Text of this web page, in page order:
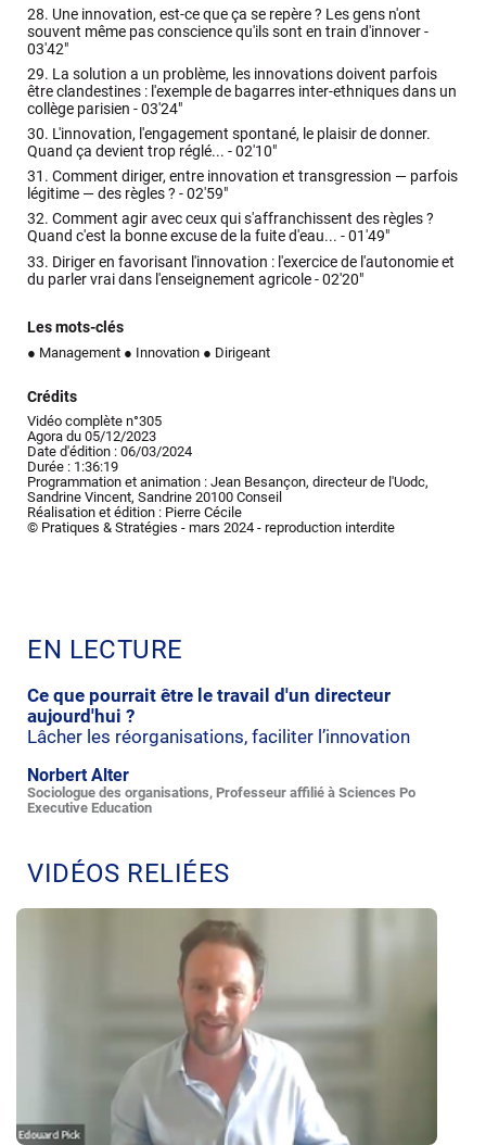
28. Une innovation, est-ce que ça se repère ? Les gens n'ont
souvent même pas conscience qu'ils sont en train d'innover -
03'42"
29. La solution a un problème, les innovations doivent parfois
être clandestines : l'exemple de bagarres inter-ethniques dans un
collège parisien -03'24"
30. L'innovation, l'engagement spontané, le plaisir de donner.
Quand ça devient trop réglé... -02'10"
31. Comment diriger, entre innovation et transgression — parfois
légitime — des règles ? -02'59"
32. Comment agir avec ceux qui s'affranchissent des règles ?
Quand c'est la bonne excuse de la fuite d'eau... -01'49"
33. Diriger en favorisant l'innovation : l'exercice de l'autonomie et
du parler vrai dans l'enseignement agricole -02'20"
Les mots-clés
● Management ● Innovation ● Dirigeant
Crédits
Vidéo complète n°305
Agora du 05/12/2023
Date d'édition : 06/03/2024
Durée : 1:36:19
Programmation et animation : Jean Besançon, directeur de l'Uodc,
Sandrine Vincent, Sandrine 20100 Conseil
Réalisation et édition : Pierre Cécile
© Pratiques & Stratégies - mars 2024 - reproduction interdite
EN LECTURE
Ce que pourrait être le travail d'un directeur
aujourd'hui ?
Lâcher les réorganisations, faciliter l’innovation
Norbert Alter
Sociologue des organisations, Professeur affilié à Sciences Po
Executive Education
VIDÉOS RELIÉES